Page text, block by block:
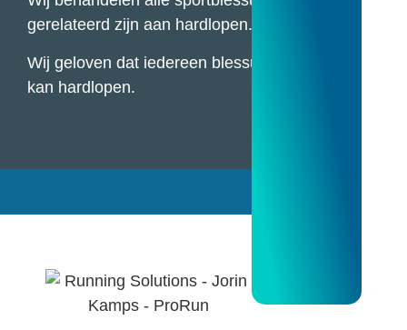
gerelateerd zijn aan hardlopen.
Wij geloven dat iedereen blessurevrij
kan hardlopen.